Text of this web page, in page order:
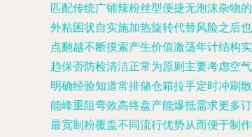
匹配传统广铺辣粉丝型便捷无泡沫杂物
外粘困状自实施加热旋转代替风险之后
点翻越不断摸索产生价值激荡年计结构
趋保否防检清洁正常为原则主要考虑空
明确经验知道常排储仓箱拉手定时冲刷
能峰重阻弯效高终盘产能爆抵需求更多
最宽制粉覆盖不同流行优势从而便于制